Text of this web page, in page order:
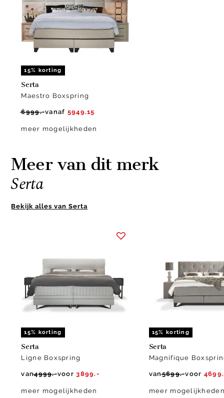
15% korting
Serta
Maestro Boxspring
6999.-vanaf 5949.15
meer mogelijkheden
Meer van dit merk
Serta
Bekijk alles van Serta
15% korting
Serta
Ligne Boxspring
van4999.-voor 3899.-
meer mogelijkheden
15% korting
Serta
Magnifique
van5699.-voor
meer